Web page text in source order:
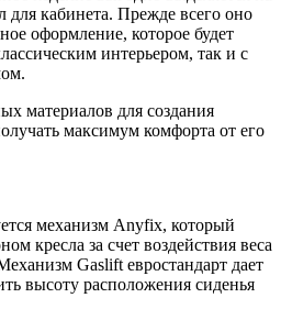
для кабинета. Прежде всего оно
оформление, которое будет
интерьером, так и с
материалов для создания
максимум комфорта от его
механизм Anyfix, который
кресла за счет воздействия веса
Gaslift евростандарт дает
высоту расположения сиденья